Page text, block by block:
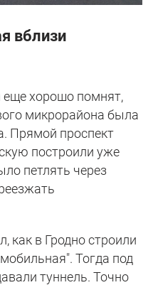
вблизи
хорошо помнят,
микрорайона была
Прямой проспект
построили уже
петлять через
как в Гродно строили
Тогда под
туннель. Точно